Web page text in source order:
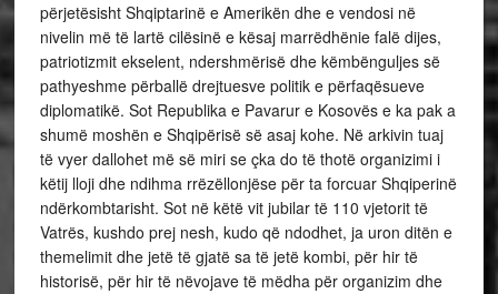
përjetësisht Shqiptarinë e Amerikën dhe e vendosi në
nivelin më të lartë cilësinë e kësaj marrëdhënie falë dijes,
patriotizmit ekselent, ndershmërisë dhe këmbënguljes së
pathyeshme përballë drejtuesve politik e përfaqësueve
diplomatikë. Sot Republika e Pavarur e Kosovës e ka pak a
shumë moshën e Shqipërisë së asaj kohe. Në arkivin tuaj
të vyer dallohet më së miri se çka do të thotë organizimi i
këtij lloji dhe ndihma rrëzëllonjëse për ta forcuar Shqiperinë
ndërkombtarisht. Sot në këtë vit jubilar të 110 vjetorit të
Vatrës, kushdo prej nesh, kudo që ndodhet, ja uron ditën e
themelimit dhe jetë të gjatë sa të jetë kombi, për hir të
historisë, për hir të nëvojave të mëdha për organizim dhe